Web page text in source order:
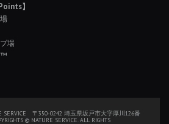
】
場
™
SERVICE 〒350-0242 埼玉県坂戸市大字厚川126番
© NATURE SERVICE. ALL RIGHTS